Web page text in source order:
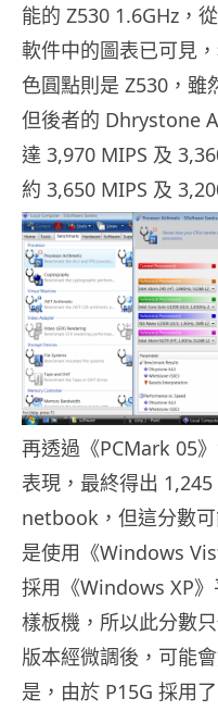
能的 Z530 1.6GHz，
軟件中的圖表已可見
色圓點則是 Z530，雖
但後者的 Dhrystone
達 3,970 MIPS 及
約 3,650 MIPS 及
再透過《PCMark 05
表現，最終得出
netbook，但這分數
是使用《Windows
採用《Windows XP
樣板機，所以此分數
版本經微調後，可能
是，由於 P15G 採用